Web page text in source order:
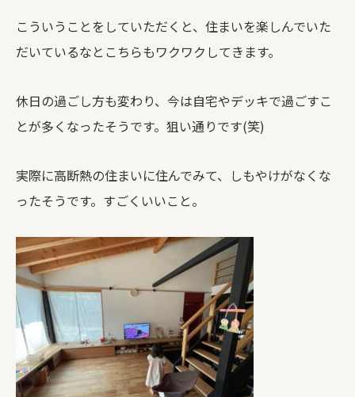
こういうことをしていただくと、住まいを楽しんでいた
だいているなとこちらもワクワクしてきます。
休日の過ごし方も変わり、今は自宅やデッキで過ごすこ
とが多くなったそうです。狙い通りです(笑)
実際に高断熱の住まいに住んでみて、しもやけがなくな
ったそうです。すごくいいこと。